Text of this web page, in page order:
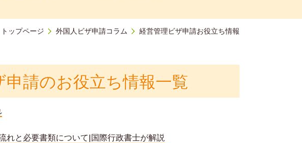
トップページ 外国人ビザ申請コラム 経営管理ビザ申請お役立ち情報
申請のお役立ち情報一覧
れと必要書類について|国際行政書士が解説